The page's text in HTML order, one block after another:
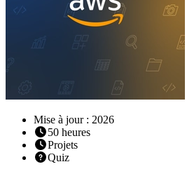
Mise à jour : 2026
50 heures
Projets
Quiz